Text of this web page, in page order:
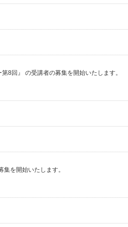
8回』 の受講者の募集を開始いたします。
を開始いたします。